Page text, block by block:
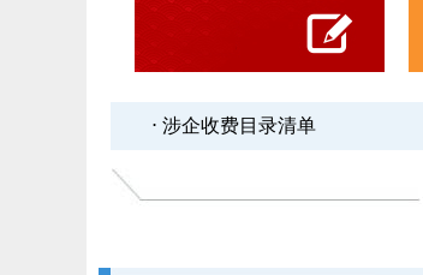
⋅ 涉企收费目录清单